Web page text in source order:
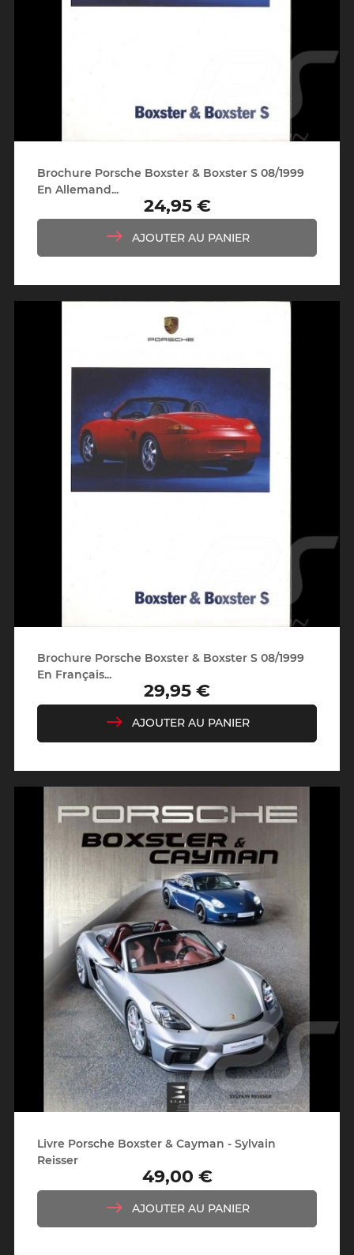
Brochure Porsche Boxster & Boxster S 08/1999
En Allemand...
Prix
24,95 €
AJOUTER AU PANIER
Brochure Porsche Boxster & Boxster S 08/1999
En Français...
Prix
29,95 €
AJOUTER AU PANIER
Livre Porsche Boxster & Cayman - Sylvain
Reisser
Prix
49,00 €
AJOUTER AU PANIER